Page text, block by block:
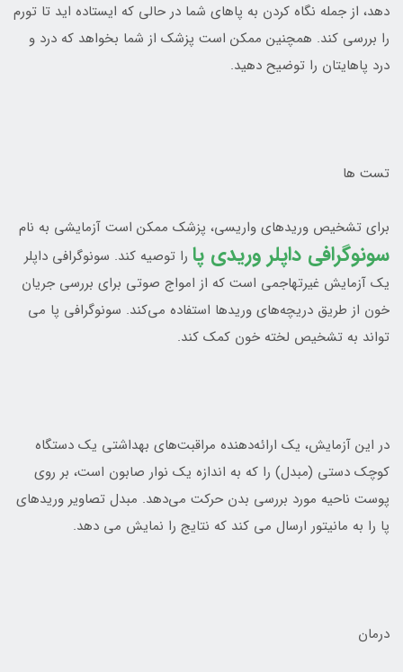
دهد، از جمله نگاه کردن به پاهاي شما در حالي که ايستاده ايد تا تورم
را بررسي کند. همچنين ممکن است پزشک از شما بخواهد که درد و
درد پاهايتان را توضيح دهيد.
تست ها
براي تشخيص وريدهاي واريسي، پزشک ممکن است آزمايشي به نام
سونوگرافي داپلر وريدي پا را توصيه کند. سونوگرافي داپلر
يک آزمايش غيرتهاجمي است که از امواج صوتي براي بررسي جريان
خون از طريق دريچه‌هاي وريدها استفاده مي‌کند. سونوگرافي پا مي
تواند به تشخيص لخته خون کمک کند.
در اين آزمايش، يک ارائه‌دهنده مراقبت‌هاي بهداشتي يک دستگاه
کوچک دستي (مبدل) را که به اندازه يک نوار صابون است، بر روي
پوست ناحيه مورد بررسي بدن حرکت مي‌دهد. مبدل تصاوير وريدهاي
پا را به مانيتور ارسال مي کند که نتايج را نمايش مي دهد.
درمان